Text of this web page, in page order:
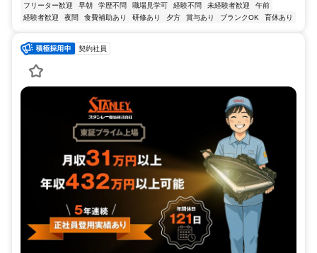
フリーター歓迎 早朝 学歴不問 職場見学可 経験不問 未経験者歓迎
午前
経験者歓迎
夜間 食費補助あり 研修あり 夕方 賞与あり ブランクOK 育休あり
契約社員